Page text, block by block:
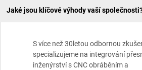
Jaké jsou klíčové výhody vaší
S více než 30letou odbornou
specializujeme na integrování
inženýrství s CNC obráběním a